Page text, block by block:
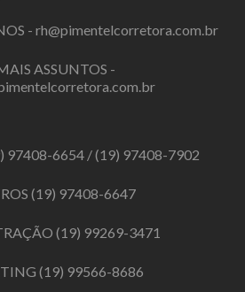
- rh@pimentelcorretora.com.br
ASSUNTOS -
97408-6654/(19) 97408-7902
(19) 97408-6647
(19) 99269-3471
(19) 99566-8686